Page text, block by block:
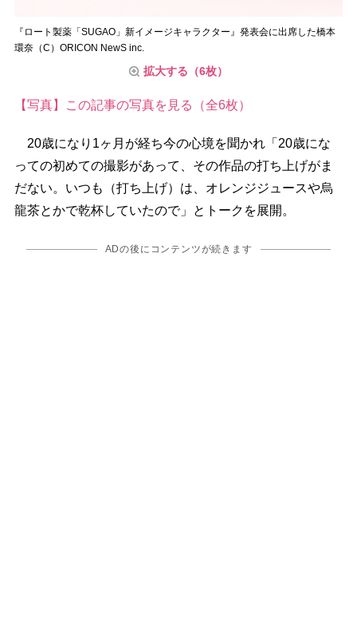
『ロート製薬「SUGAO」新イメージキャラクター』発表会に出席した橋本
環奈（C）ORICON NewS inc.
拡大する（6枚）
【写真】この記事の写真を見る（全6枚）
20歳になり1ヶ月が経ち今の心境を聞かれ「20歳にな
っての初めての撮影があって、その作品の打ち上げがま
だない。いつも（打ち上げ）は、オレンジジュースや烏
龍茶とかで乾杯していたので」とトークを展開。
ADの後にコンテンツが続きます